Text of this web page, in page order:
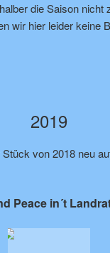
die Saison nicht
wir hier leider keine
2019
von 2018 neu
Peace in´t